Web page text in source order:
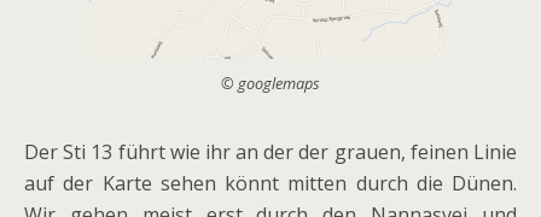
© googlemaps
Der Sti 13 führt wie ihr an der der grauen, feinen Linie
auf der Karte sehen könnt mitten durch die Dünen.